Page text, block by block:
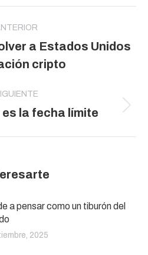
Publicación
anterior:
a Estados Unidos
cripto
Publicación
la fecha límite
a pensar como un tiburón del
2025